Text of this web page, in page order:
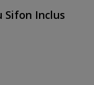
Sifon Inclus